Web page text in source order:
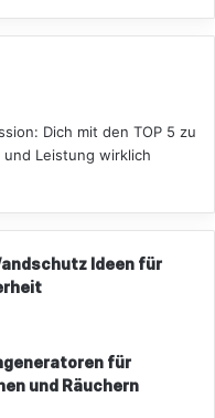
Dich mit den TOP 5 zu
Leistung wirklich
Ideen für
für
und Räuchern